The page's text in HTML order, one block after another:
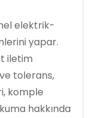
elektrik-
yapar.
iletim
tolerans,
komple
hakkında